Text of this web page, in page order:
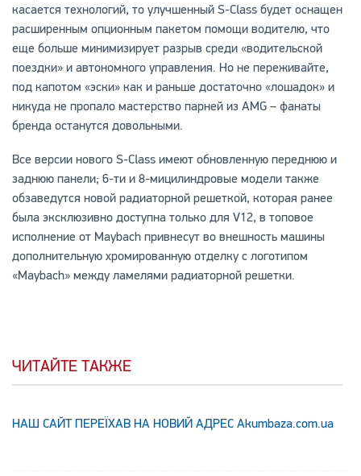
касается технологий, то улучшенный S-Class будет оснащен
расширенным опционным пакетом помощи водителю, что
еще больше минимизирует разрыв среди «водительской
поездки» и автономного управления. Но не переживайте,
под капотом «эски» как и раньше достаточно «лошадок» и
никуда не пропало мастерство парней из AMG – фанаты
бренда останутся довольными.
Все версии нового S-Class имеют обновленную переднюю и
заднюю панели; 6-ти и 8-мицилиндровые модели также
обзаведутся новой радиаторной решеткой, которая ранее
была эксклюзивно доступна только для V12, в топовое
исполнение от Maybach привнесут во внешность машины
дополнительную хромированную отделку с логотипом
«Maybach» между ламелями радиаторной решетки.
ЧИТАЙТЕ ТАКЖЕ
НАШ САЙТ ПЕРЕЇХАВ НА НОВИЙ АДРЕС Аkumbaza.com.ua